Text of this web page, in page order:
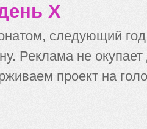
X
следующий
Реклама не
проект на